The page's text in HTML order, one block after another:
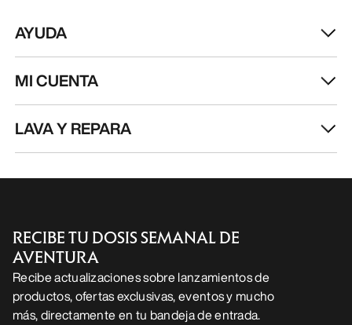
AYUDA
MI CUENTA
LAVA Y REPARA
RECIBE TU DOSIS SEMANAL DE
AVENTURA
Recibe actualizaciones sobre lanzamientos de
productos, ofertas exclusivas, eventos y mucho
más, directamente en tu bandeja de entrada.